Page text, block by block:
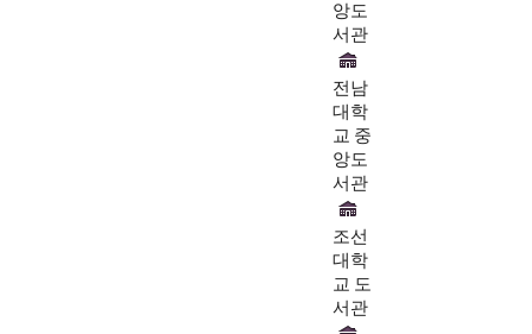
앙도
서관
전남
대학
교 중
앙도
서관
조선
대학
교 도
서관